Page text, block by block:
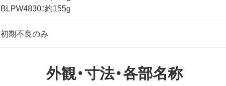
BLPW4830：約155g
初期不良のみ
外観・寸法・各部名称